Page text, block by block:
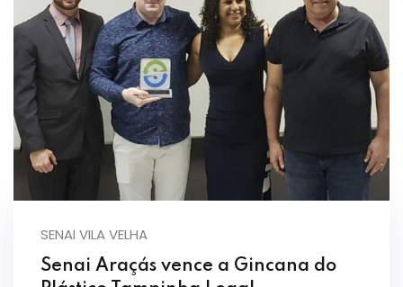
SENAI VILA VELHA
Senai Araçás vence a Gincana do